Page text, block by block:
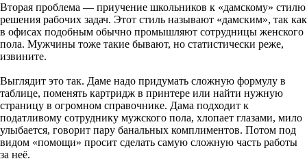
Вторая проблема — приучение школьников к «дамскому» стилю
решения рабочих задач. Этот стиль называют «дамским», так как
в офисах подобным обычно промышляют сотрудницы женского
пола. Мужчины тоже такие бывают, но статистически реже,
извините.
Выглядит это так. Даме надо придумать сложную формулу в
таблице, поменять картридж в принтере или найти нужную
страницу в огромном справочнике. Дама подходит к
податливому сотруднику мужского пола, хлопает глазами, мило
улыбается, говорит пару банальных комплиментов. Потом под
видом «помощи» просит сделать самую сложную часть работы
за неё.